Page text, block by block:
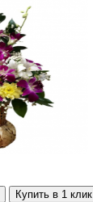
Купить в 1 клик